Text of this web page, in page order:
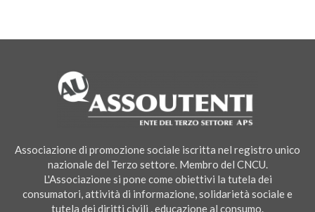
Associazione di promozione sociale iscritta nel registro unico
nazionale del Terzo settore. Membro del CNCU.
L'Associazione si pone come obiettivi la tutela dei
consumatori, attività di informazione, solidarietà sociale e
tutela dei diritti civili , educazione al consumo.